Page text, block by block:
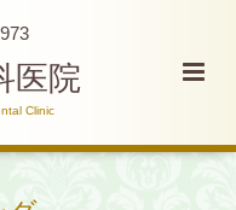
医院
Clinic